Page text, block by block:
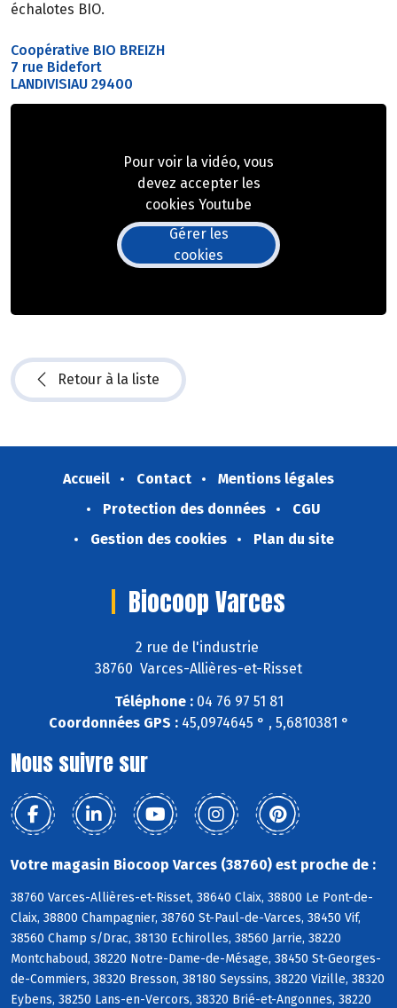
échalotes BIO.
Coopérative BIO BREIZH
7 rue Bidefort
LANDIVISIAU 29400
Pour voir la vidéo, vous
devez accepter les
cookies Youtube
Gérer les
cookies
Retour à la liste
Accueil Contact
Mentions légales
Protection des données
CGU
Gestion des cookies
Plan du site
Biocoop Varces
2 rue de l'industrie
38760 Varces-Allières-et-Risset
Téléphone :04 76 97 51 81
Coordonnées GPS :45,0974645 ° , 5,6810381 °
Nous suivre sur
Votre magasin Biocoop Varces (38760) est proche de :
38760 Varces-Allières-et-Risset, 38640 Claix, 38800 Le Pont-de-
Claix, 38800 Champagnier, 38760 St-Paul-de-Varces, 38450 Vif,
38560 Champ s/Drac, 38130 Echirolles, 38560 Jarrie, 38220
Montchaboud, 38220 Notre-Dame-de-Mésage, 38450 St-Georges-
de-Commiers, 38320 Bresson, 38180 Seyssins, 38220 Vizille, 38320
Eybens, 38250 Lans-en-Vercors, 38320 Brié-et-Angonnes, 38220